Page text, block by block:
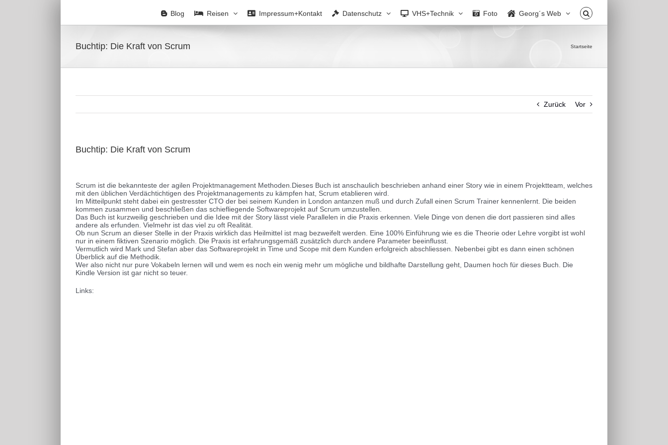
Blog Reisen Impressum+Kontakt Datenschutz VHS+Technik Foto Georg´s Web
Buchtip: Die Kraft von Scrum Startseite
Zurück Vor
Buchtip: Die Kraft von Scrum
Bild
Scrum ist die bekannteste der agilen Projektmanagement Methoden. Dieses Buch ist anschaulich beschrieben anhand einer Story wie in einem Projektteam, welches
mit den üblichen Verdächtichtigen des Projektmanagements zu kämpfen hat, Scrum etablieren wird.
Im Mitteilpunkt steht dabei ein gestresster CTO der bei seinem Kunden in London antanzen muß und durch Zufall einen Scrum Trainer kennenlernt. Die beiden
kommen zusammen und beschließen das schiefliegende Softwareprojekt auf Scrum umzustellen.
Das Buch ist kurzweilig geschrieben und die Idee mit der Story lässt viele Parallelen in die Praxis erkennen. Viele Dinge von denen die dort passieren sind alles
andere als erfunden. Vielmehr ist das viel zu oft Realität.
Ob nun Scrum an dieser Stelle in der Praxis wirklich das Heilmittel ist mag bezweifelt werden. Eine 100% Einführung wie es die Theorie oder Lehre vorgibt ist wohl
nur in einem fiktiven Szenario möglich. Die Praxis ist erfahrungsgemäß zusätzlich durch andere Parameter beeinflusst.
Vermutlich wird Mark und Stefan aber das Softwareprojekt in Time und Scope mit dem Kunden erfolgreich abschliessen. Nebenbei gibt es dann einen schönen
Überblick auf die Methodik.
Wer also nicht nur pure Vokabeln lernen will und wem es noch ein wenig mehr um mögliche und bildhafte Darstellung geht, Daumen hoch für dieses Buch. Die
Kindle Version ist gar nicht so teuer.
Links: